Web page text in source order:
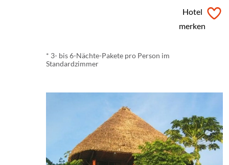
Hotel
merken
* 3- bis 6-Nächte-Pakete pro Person im
Standardzimmer